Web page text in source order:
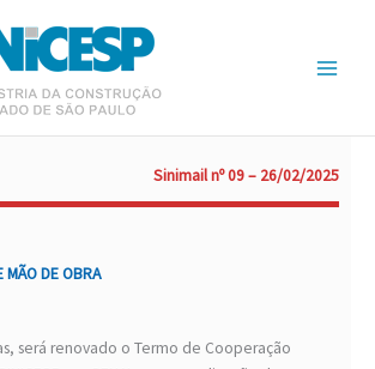
Sinimail nº 09 – 26/02/2025
MÃO DE OBRA
será renovado o Termo de Cooperação